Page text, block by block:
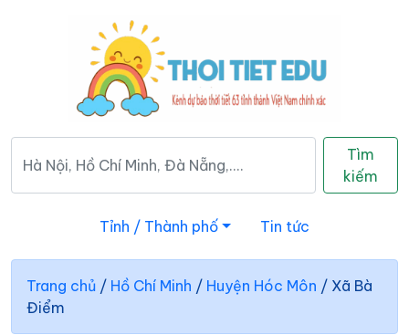
Tìm
kiếm
Tỉnh / Thành phố Tin tức
Trang chủ / Hồ Chí Minh / Huyện Hóc Môn / Xã Bà
Điểm